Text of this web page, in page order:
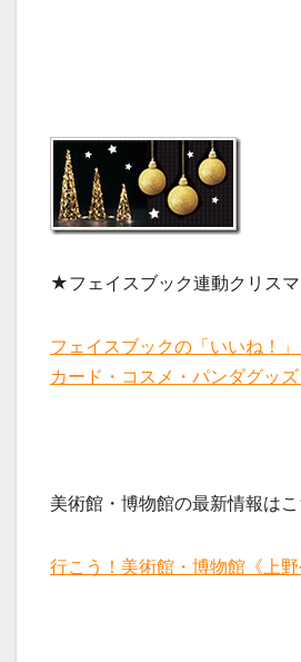
★フェイスブック連動クリス
フェイスブックの「いいね！
カード・コスメ・パンダグッ
美術館・博物館の最新情報は
行こう！美術館・博物館《上野